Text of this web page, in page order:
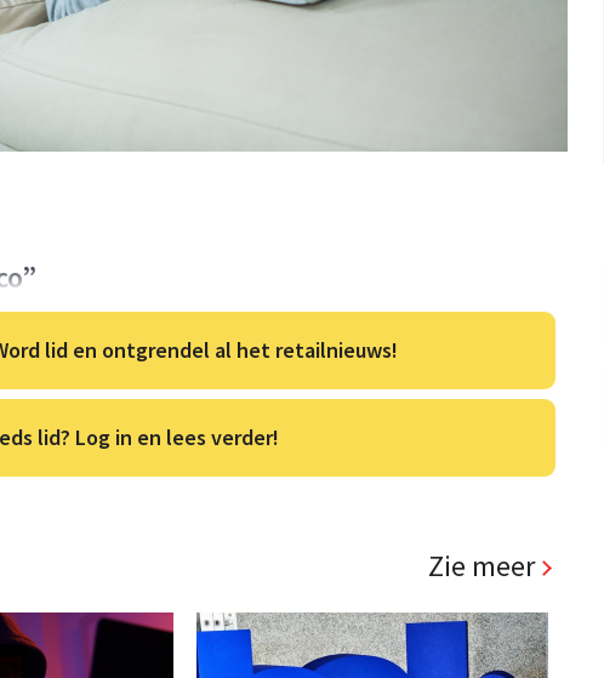
lid en ontgrendel al het retailnieuws!
lid? Log in en lees verder!
Zie meer